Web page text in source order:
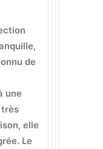
de
une
elle
Le